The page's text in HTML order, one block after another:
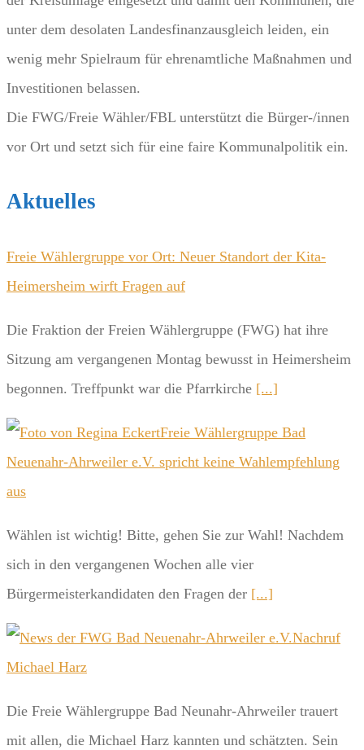
unter dem desolaten Landesfinanzausgleich leiden, ein
wenig mehr Spielraum für ehrenamtliche Maßnahmen und
Investitionen belassen.
Die FWG/Freie Wähler/FBL unterstützt die Bürger-/innen
vor Ort und setzt sich für eine faire Kommunalpolitik ein.
Aktuelles
Freie Wählergruppe vor Ort: Neuer Standort der Kita-
Heimersheim wirft Fragen auf
Die Fraktion der Freien Wählergruppe (FWG) hat ihre
Sitzung am vergangenen Montag bewusst in Heimersheim
begonnen. Treffpunkt war die Pfarrkirche [...]
Freie Wählergruppe Bad
Neuenahr-Ahrweiler e.V. spricht keine Wahlempfehlung
aus
Wählen ist wichtig! Bitte, gehen Sie zur Wahl! Nachdem
sich in den vergangenen Wochen alle vier
Bürgermeisterkandidaten den Fragen der [...]
Nachruf
Michael Harz
Die Freie Wählergruppe Bad Neunahr-Ahrweiler trauert
mit allen, die Michael Harz kannten und schätzten. Sein